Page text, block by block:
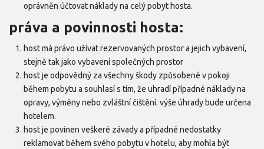
oprávněn účtovat náklady na celý pobyt hosta.
práva a povinnosti hosta:
host má právo užívat rezervovaných prostor a jejich vybavení,
stejně tak jako vybavení společných prostor
host je odpovědný za všechny škody způsobené v pokoji
během pobytu a souhlasí s tím, že uhradí případné náklady na
opravy, výměny nebo zvláštní čištění. výše úhrady bude určena
hotelem.
host je povinen veškeré závady a případné nedostatky
reklamovat během svého pobytu v hotelu, aby mohla být